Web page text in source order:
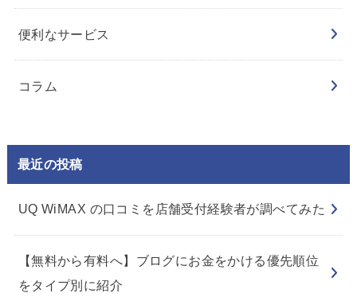
便利なサービス
コラム
最近の投稿
UQ WiMAX の口コミを店舗受付経験者が調べてみた
【無料から有料へ】ブログにお金をかける優先順位
をタイプ別に紹介